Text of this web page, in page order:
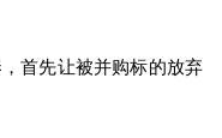
首先让被并购标的放弃